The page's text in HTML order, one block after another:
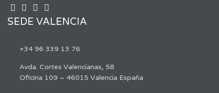
SEDE VALENCIA
+34 96 339 13 76
Avda. Cortes Valencianas, 58
Oficina 109 – 46015 Valencia España